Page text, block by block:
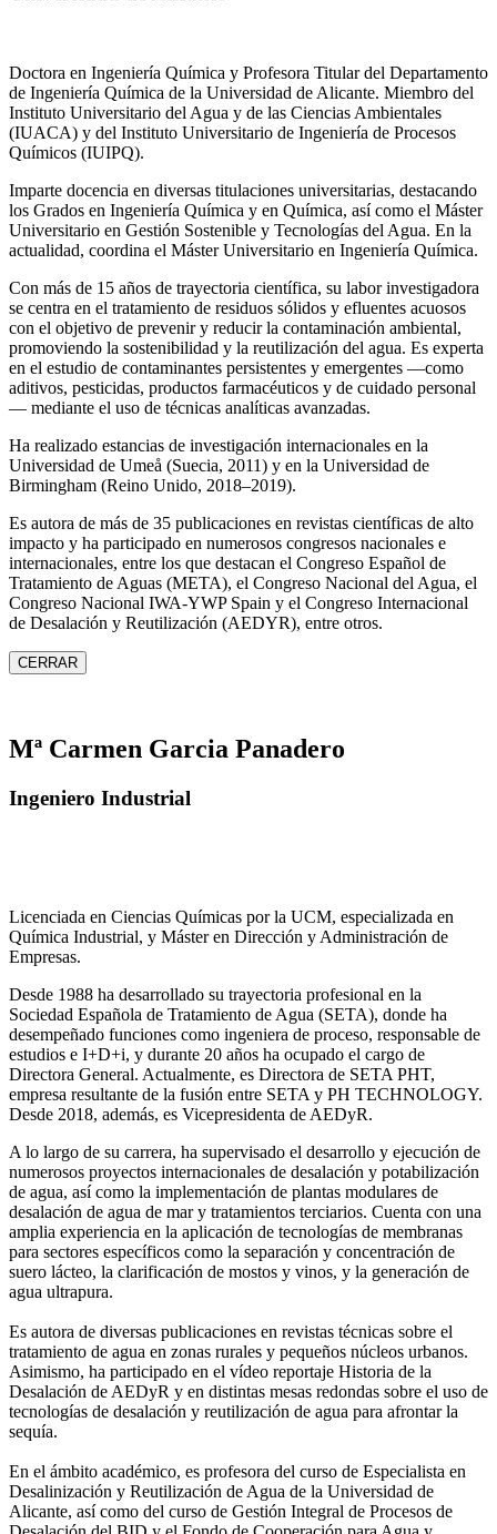
Doctora en Ingeniería Química y Profesora Titular del Departamento
de Ingeniería Química de la Universidad de Alicante. Miembro del
Instituto Universitario del Agua y de las Ciencias Ambientales
(IUACA) y del Instituto Universitario de Ingeniería de Procesos
Químicos (IUIPQ).
Imparte docencia en diversas titulaciones universitarias, destacando
los Grados en Ingeniería Química y en Química, así como el Máster
Universitario en Gestión Sostenible y Tecnologías del Agua. En la
actualidad, coordina el Máster Universitario en Ingeniería Química.
Con más de 15 años de trayectoria científica, su labor investigadora
se centra en el tratamiento de residuos sólidos y efluentes acuosos
con el objetivo de prevenir y reducir la contaminación ambiental,
promoviendo la sostenibilidad y la reutilización del agua. Es experta
en el estudio de contaminantes persistentes y emergentes —como
aditivos, pesticidas, productos farmacéuticos y de cuidado personal
— mediante el uso de técnicas analíticas avanzadas.
Ha realizado estancias de investigación internacionales en la
Universidad de Umeå (Suecia, 2011) y en la Universidad de
Birmingham (Reino Unido, 2018–2019).
Es autora de más de 35 publicaciones en revistas científicas de alto
impacto y ha participado en numerosos congresos nacionales e
internacionales, entre los que destacan el Congreso Español de
Tratamiento de Aguas (META), el Congreso Nacional del Agua, el
Congreso Nacional IWA‑YWP Spain y el Congreso Internacional
de Desalación y Reutilización (AEDYR), entre otros.
CERRAR
Mª Carmen Garcia Panadero
Ingeniero Industrial
Licenciada en Ciencias Químicas por la UCM, especializada en
Química Industrial, y Máster en Dirección y Administración de
Empresas.
Desde 1988 ha desarrollado su trayectoria profesional en la
Sociedad Española de Tratamiento de Agua (SETA), donde ha
desempeñado funciones como ingeniera de proceso, responsable de
estudios e I+D+i, y durante 20 años ha ocupado el cargo de
Directora General. Actualmente, es Directora de SETA PHT,
empresa resultante de la fusión entre SETA y PH TECHNOLOGY.
Desde 2018, además, es Vicepresidenta de AEDyR.
A lo largo de su carrera, ha supervisado el desarrollo y ejecución de
numerosos proyectos internacionales de desalación y potabilización
de agua, así como la implementación de plantas modulares de
desalación de agua de mar y tratamientos terciarios. Cuenta con una
amplia experiencia en la aplicación de tecnologías de membranas
para sectores específicos como la separación y concentración de
suero lácteo, la clarificación de mostos y vinos, y la generación de
agua ultrapura.
Es autora de diversas publicaciones en revistas técnicas sobre el
tratamiento de agua en zonas rurales y pequeños núcleos urbanos.
Asimismo, ha participado en el vídeo reportaje Historia de la
Desalación de AEDyR y en distintas mesas redondas sobre el uso de
tecnologías de desalación y reutilización de agua para afrontar la
sequía.
En el ámbito académico, es profesora del curso de Especialista en
Desalinización y Reutilización de Agua de la Universidad de
Alicante, así como del curso de Gestión Integral de Procesos de